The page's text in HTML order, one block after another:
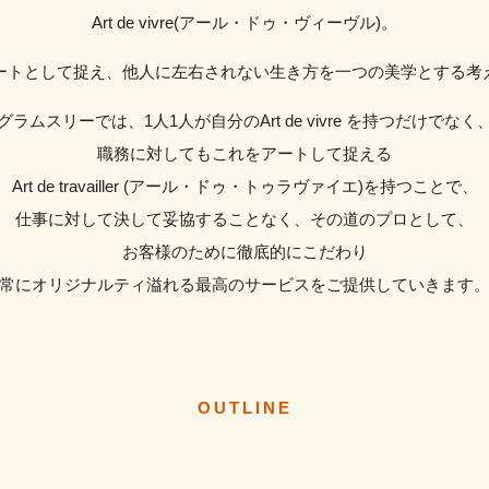
Art de vivre(アール・ドゥ・ヴィーヴル)。
トとして捉え、他人に左右されない生き方を一つの美学とする考
ラムスリーでは、1人1人が自分のArt de vivre を持つだけでなく、
職務に対してもこれをアートして捉える
Art de travailler (アール・ドゥ・トゥラヴァイエ)を持つことで、
仕事に対して決して妥協することなく、その道のプロとして、
お客様のために徹底的にこだわり
常にオリジナルティ溢れる最高のサービスをご提供していきます。
OUTLINE